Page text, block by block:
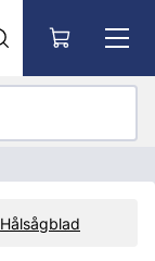
Hålsågblad